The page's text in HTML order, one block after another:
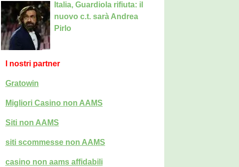
Italia, Guardiola rifiuta: il
nuovo c.t. sarà Andrea
Pirlo
I nostri partner
Gratowin
Migliori Casino non AAMS
Siti non AAMS
siti scommesse non AAMS
casino non aams affidabili